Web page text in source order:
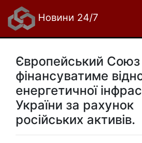
Новини 24/7
Європейський Союз
фінансуватиме
енергетичної
України за рахунок
російських активів.